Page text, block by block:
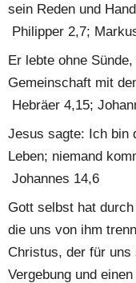
sein Reden und
Philipper 2,7;
Er lebte ohne
Gemeinschaft mit
Hebräer 4,15;
Jesus sagte: Ich bin
Leben; niemand
Johannes 14,6
Gott selbst hat
die uns von ihm
Christus, der für
Vergebung und